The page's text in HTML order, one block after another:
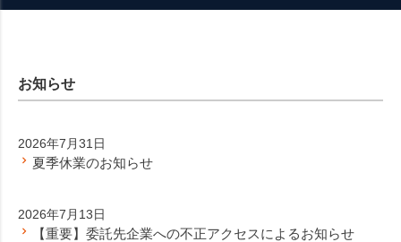
お知らせ
2026年7月31日
夏季休業のお知らせ
2026年7月13日
【重要】委託先企業への不正アクセスによるお知らせ